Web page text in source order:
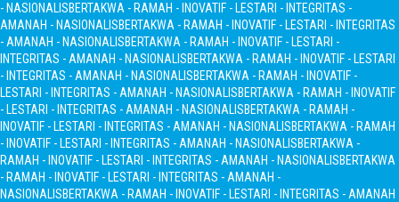
- NASIONALISBERTAKWA - RAMAH - INOVATIF - LESTARI - INTEGRITAS -
AMANAH - NASIONALISBERTAKWA - RAMAH - INOVATIF - LESTARI - INTEGRITAS
- AMANAH - NASIONALISBERTAKWA - RAMAH - INOVATIF - LESTARI -
INTEGRITAS - AMANAH - NASIONALISBERTAKWA - RAMAH - INOVATIF - LESTARI
- INTEGRITAS - AMANAH - NASIONALISBERTAKWA - RAMAH - INOVATIF -
LESTARI - INTEGRITAS - AMANAH - NASIONALISBERTAKWA - RAMAH - INOVATIF
- LESTARI - INTEGRITAS - AMANAH - NASIONALISBERTAKWA - RAMAH -
INOVATIF - LESTARI - INTEGRITAS - AMANAH - NASIONALISBERTAKWA - RAMAH
- INOVATIF - LESTARI - INTEGRITAS - AMANAH - NASIONALISBERTAKWA -
RAMAH - INOVATIF - LESTARI - INTEGRITAS - AMANAH - NASIONALISBERTAKWA
- RAMAH - INOVATIF - LESTARI - INTEGRITAS - AMANAH -
NASIONALISBERTAKWA - RAMAH - INOVATIF - LESTARI - INTEGRITAS - AMANAH